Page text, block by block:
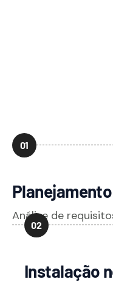
01
Análise de
02
Instalação